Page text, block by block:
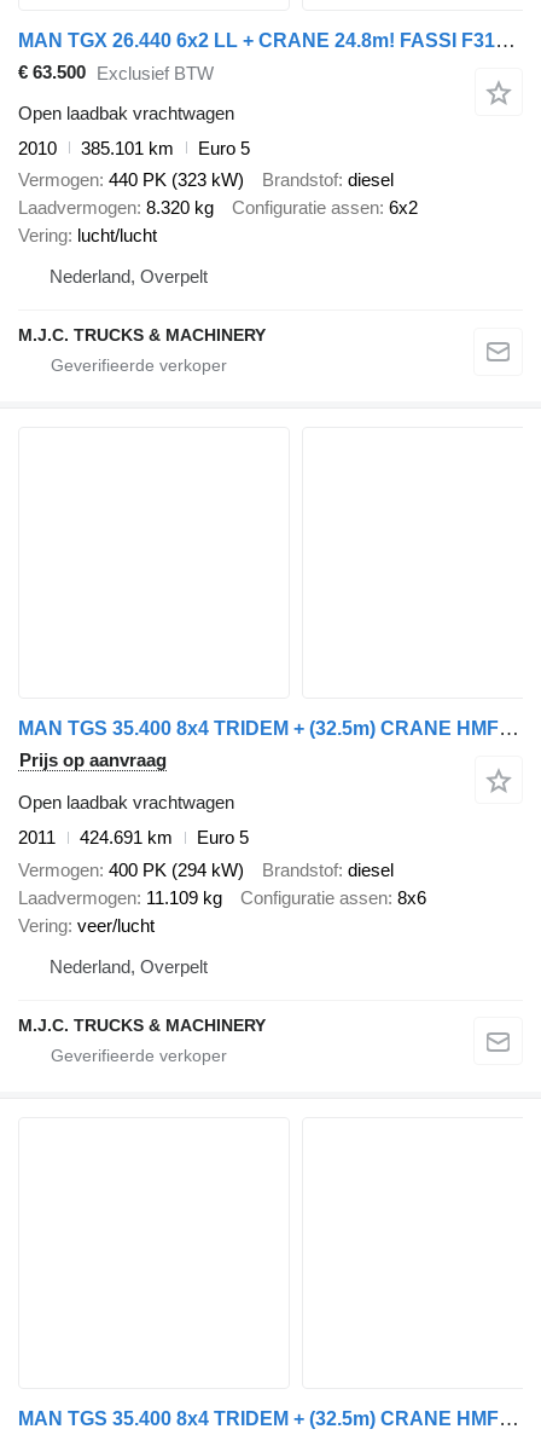
MAN TGX 26.440 6x2 LL + CRANE 24.8m! FASSI F315 (6x) + FLY-JIB (3x)
€ 63.500 Exclusief BTW
Open laadbak vrachtwagen
2010
385.101 km
Euro 5
Vermogen 440 PK (323 kW) Brandstof diesel
Laadvermogen 8.320 kg Configuratie assen 6x2
Vering lucht/lucht
Nederland, Overpelt
M.J.C. TRUCKS & MACHINERY
MAN TGS 35.400 8x4 TRIDEM + (32.5m) CRANE HMF 4720 K6 + JIB FJ1000 K
Prijs op aanvraag
Open laadbak vrachtwagen
2011
424.691 km
Euro 5
Vermogen 400 PK (294 kW) Brandstof diesel
Laadvermogen 11.109 kg Configuratie assen 8x6
Vering veer/lucht
Nederland, Overpelt
M.J.C. TRUCKS & MACHINERY
MAN TGS 35.400 8x4 TRIDEM + (32.5m) CRANE HMF 4720 K6 + JIB FJ1000 K